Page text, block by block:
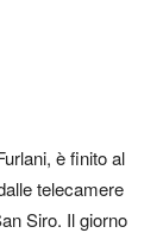
è finito al
telecamere
Siro. Il giorno